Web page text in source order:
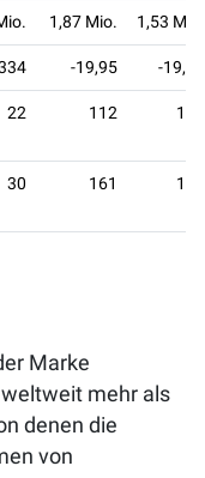
1,87 Mio. 1,53 Mio.
-19,95 -19,95
22 112 112
30 161 161
Marke
weltweit mehr als
denen die
von